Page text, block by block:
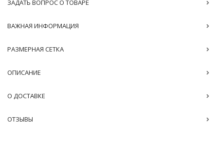
ЗАДАТЬ ВОПРОС О ТОВАРЕ
ВАЖНАЯ ИНФОРМАЦИЯ
РАЗМЕРНАЯ СЕТКА
ОПИСАНИЕ
О ДОСТАВКЕ
ОТЗЫВЫ